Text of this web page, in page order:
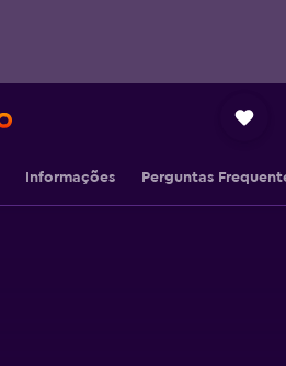
Informações Perguntas